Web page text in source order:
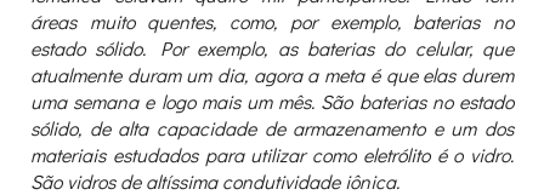
áreas muito quentes, como, por exemplo, baterias no
estado sólido. Por exemplo, as baterias do celular, que
atualmente duram um dia, agora a meta é que elas durem
uma semana e logo mais um mês. São baterias no estado
sólido, de alta capacidade de armazenamento e um dos
materiais estudados para utilizar como eletrólito é o vidro.
São vidros de altíssima condutividade iônica.